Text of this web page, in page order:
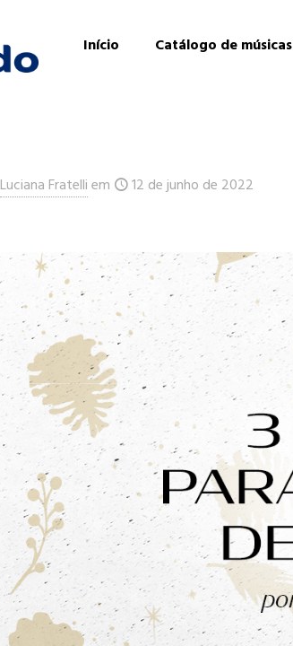
Início Catálogo de músicas
Luciana Fratelliem 12 de junho de 2022